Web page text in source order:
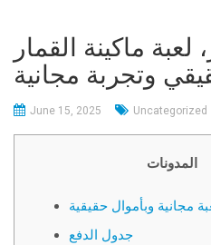
لعبة ماكينة القمار
وتجربة مجانية
June 15, 2025 Uncategorized
المدونات
مجانية وبأموال حقيقية
جدول الدفع